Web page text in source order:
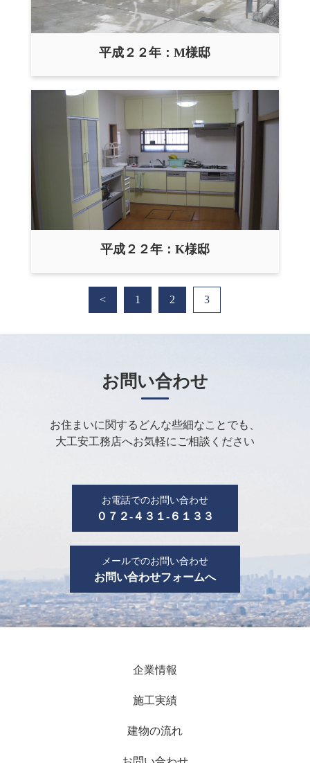
平成２２年：M様邸
平成２２年：K様邸
< 1 2 3
お問い合わせ
お住まいに関するどんな些細なことでも、
大工安工務店へお気軽にご相談ください
お電話でのお問い合わせ
０７２-４３１-６１３３
メールでのお問い合わせ
お問い合わせフォームへ
企業情報
施工実績
建物の流れ